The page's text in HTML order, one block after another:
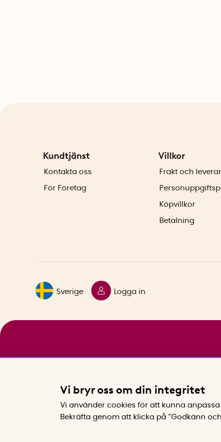
Kundtjänst
Kontakta oss
För Företag
Villkor
Frakt och
Köpvillkor
Betalning
Sverige Logga in
Vi bryr oss om din integritet
Vi använder cookies för att kunna
Bekräfta genom att klicka på “Godkänn